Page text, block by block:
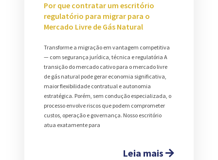
Por que contratar um escritório
regulatório para migrar para o
Mercado Livre de Gás Natural
Transforme a migração em vantagem competitiva
— com segurança jurídica, técnica e regulatória A
transição do mercado cativo para o mercado livre
de gás natural pode gerar economia significativa,
maior flexibilidade contratual e autonomia
estratégica. Porém, sem condução especializada, o
processo envolve riscos que podem comprometer
custos, operação e governança. Nosso escritório
atua exatamente para
Leia mais